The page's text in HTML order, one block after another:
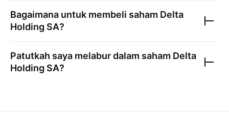
Bagaimana untuk membeli saham Delta
Holding SA?
Patutkah saya melabur dalam saham Delta
Holding SA?